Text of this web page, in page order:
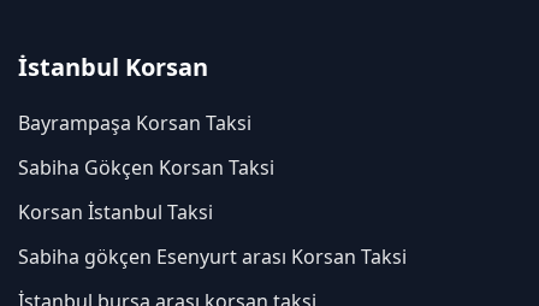
İstanbul Korsan
Bayrampaşa Korsan Taksi
Sabiha Gökçen Korsan Taksi
Korsan İstanbul Taksi
Sabiha gökçen Esenyurt arası Korsan Taksi